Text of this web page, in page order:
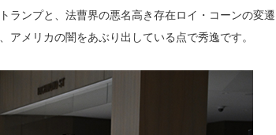
ランプと、法曹界の悪名高き存在ロイ・コーンの変遷
メリカの闇をあぶり出している点で秀逸です。